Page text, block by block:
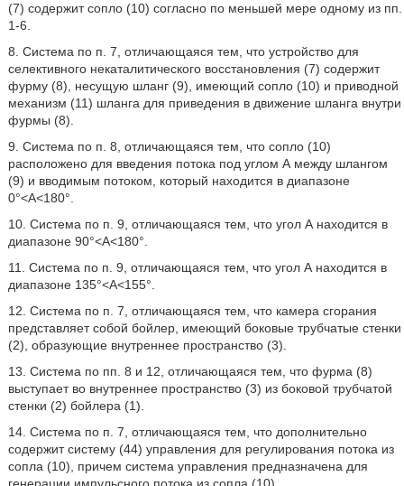
(7) содержит сопло (10) согласно по меньшей мере одному из пп.
1-6.
8. Система по п. 7, отличающаяся тем, что устройство для
селективного некаталитического восстановления (7) содержит
фурму (8), несущую шланг (9), имеющий сопло (10) и приводной
механизм (11) шланга для приведения в движение шланга внутри
фурмы (8).
9. Система по п. 8, отличающаяся тем, что сопло (10)
расположено для введения потока под углом А между шлангом
(9) и вводимым потоком, который находится в диапазоне
0°<А<180°.
10. Система по п. 9, отличающаяся тем, что угол А находится в
диапазоне 90°<А<180°.
11. Система по п. 9, отличающаяся тем, что угол А находится в
диапазоне 135°<А<155°.
12. Система по п. 7, отличающаяся тем, что камера сгорания
представляет собой бойлер, имеющий боковые трубчатые стенки
(2), образующие внутреннее пространство (3).
13. Система по пп. 8 и 12, отличающаяся тем, что фурма (8)
выступает во внутреннее пространство (3) из боковой трубчатой
стенки (2) бойлера (1).
14. Система по п. 7, отличающаяся тем, что дополнительно
содержит систему (44) управления для регулирования потока из
сопла (10), причем система управления предназначена для